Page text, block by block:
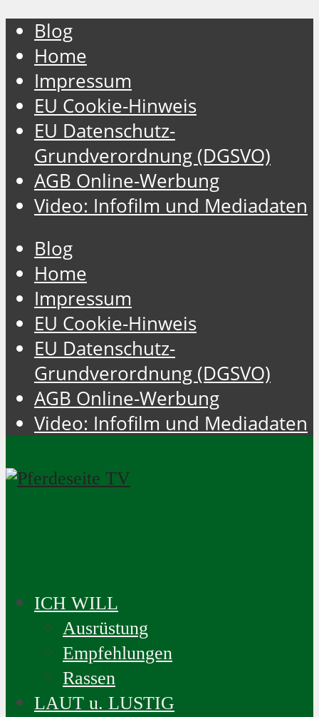
Blog
Home
Impressum
EU Cookie-Hinweis
EU Datenschutz-
Grundverordnung (DGSVO)
AGB Online-Werbung
Video: Infofilm und Mediadaten
Blog
Home
Impressum
EU Cookie-Hinweis
EU Datenschutz-
Grundverordnung (DGSVO)
AGB Online-Werbung
Video: Infofilm und Mediadaten
ICH WILL
Ausrüstung
Empfehlungen
Rassen
LAUT u. LUSTIG